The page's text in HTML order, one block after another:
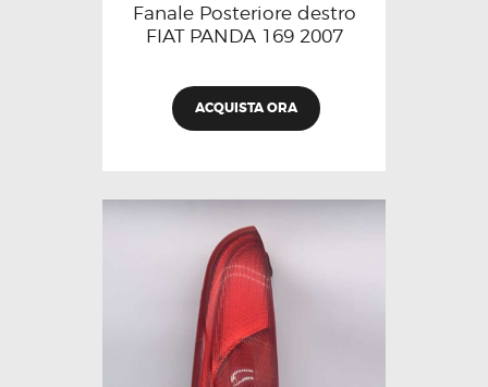
Fanale Posteriore destro
FIAT PANDA 169 2007
ACQUISTA ORA